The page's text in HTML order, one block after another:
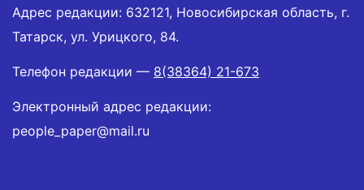
Адрес редакции: 632121, Новосибирская область, г.
Татарск, ул. Урицкого, 84.
Телефон редакции — 8(38364) 21-673
Электронный адрес редакции:
people_paper@mail.ru